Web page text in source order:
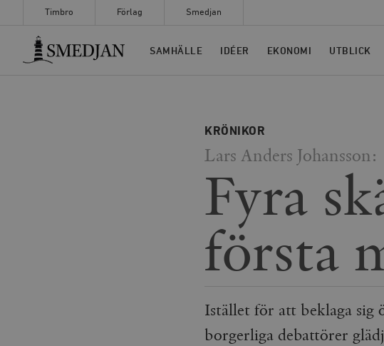
Timbro Förlag Smedjan
Timbro
SAMHÄLLE IDÉER EKONOMI UTBLICK
KRÖNIKOR
Lars Anders Johansson:
Fyra
första
Istället för att beklaga sig
borgerliga debattörer